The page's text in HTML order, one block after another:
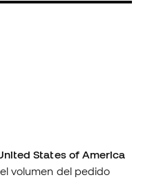
States of America
volumen del pedido